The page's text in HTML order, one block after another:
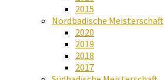
2015
Nordbadische Meisterschaft
2020
2019
2018
2017